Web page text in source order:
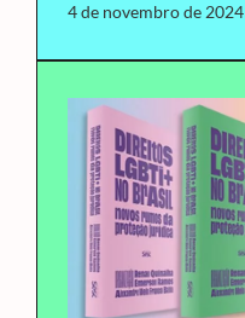
4 de novembro de 2024